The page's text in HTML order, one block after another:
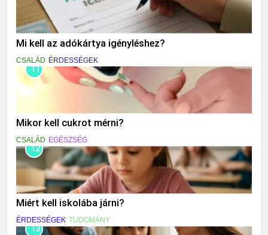
Mi kell az adókártya igényléshez?
CSALÁD ÉRDESSÉGEK
11
Mikor kell cukrot mérni?
CSALÁD EGÉSZSÉG
12
Miért kell iskolába járni?
ÉRDESSÉGEK TUDOMÁNY
13